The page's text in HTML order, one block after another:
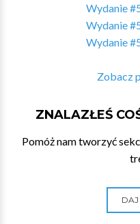
Wydanie
Wydanie
Wydanie
Zobacz
ZNALAZŁEŚ
Pomóż nam tworzyć
DAJ